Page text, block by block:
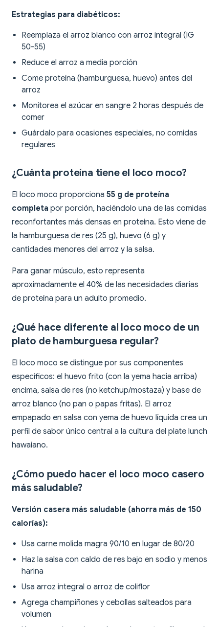
Estrategias para diabéticos:
Reemplaza el arroz blanco con arroz integral (IG
50-55)
Reduce el arroz a media porción
Come proteína (hamburguesa, huevo) antes del
arroz
Monitorea el azúcar en sangre 2 horas después de
comer
Guárdalo para ocasiones especiales, no comidas
regulares
¿Cuánta proteína tiene el loco moco?
El loco moco proporciona 55 g de proteína
completa por porción, haciéndolo una de las comidas
reconfortantes más densas en proteína. Esto viene de
la hamburguesa de res (25 g), huevo (6 g) y
cantidades menores del arroz y la salsa.
Para ganar músculo, esto representa
aproximadamente el 40% de las necesidades diarias
de proteína para un adulto promedio.
¿Qué hace diferente al loco moco de un
plato de hamburguesa regular?
El loco moco se distingue por sus componentes
específicos: el huevo frito (con la yema hacia arriba)
encima, salsa de res (no ketchup/mostaza) y base de
arroz blanco (no pan o papas fritas). El arroz
empapado en salsa con yema de huevo líquida crea un
perfil de sabor único central a la cultura del plate lunch
hawaiano.
¿Cómo puedo hacer el loco moco casero
más saludable?
Versión casera más saludable (ahorra más de 150
calorías):
Usa carne molida magra 90/10 en lugar de 80/20
Haz la salsa con caldo de res bajo en sodio y menos
harina
Usa arroz integral o arroz de coliflor
Agrega champiñones y cebollas salteados para
volumen